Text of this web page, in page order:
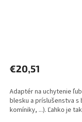
€20,51
Adaptér na uchytenie
blesku a príslušenstva
komíniky, ...). Ľahko je